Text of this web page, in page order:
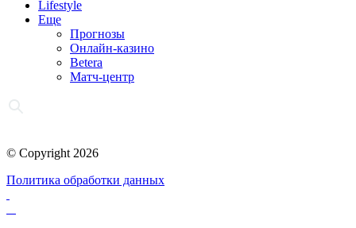
Lifestyle
Еще
Прогнозы
Онлайн-казино
Betera
Матч-центр
© Copyright 2026
Политика обработки данных